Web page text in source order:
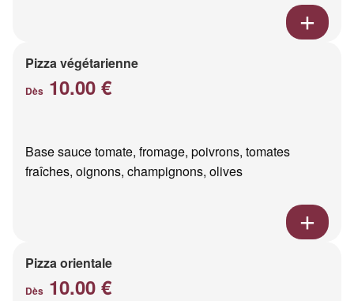
Pizza végétarienne
Dès 10.00 €
Base sauce tomate, fromage, poivrons, tomates
fraîches, oignons, champignons, olives
Pizza orientale
Dès 10.00 €